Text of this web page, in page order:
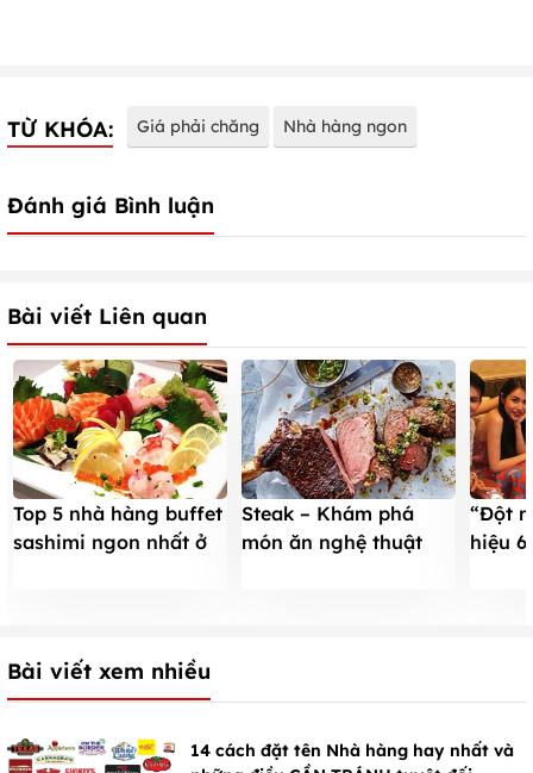
TỪ KHÓA: Giá phải chăng Nhà hàng ngon
Đánh giá Bình luận
Bài viết Liên quan
Top 5 nhà hàng buffet
sashimi ngon nhất ở
Steak – Khám phá
món ăn nghệ thuật
“Đột
hiệu
Bài viết xem nhiều
14 cách đặt tên Nhà hàng hay nhất và